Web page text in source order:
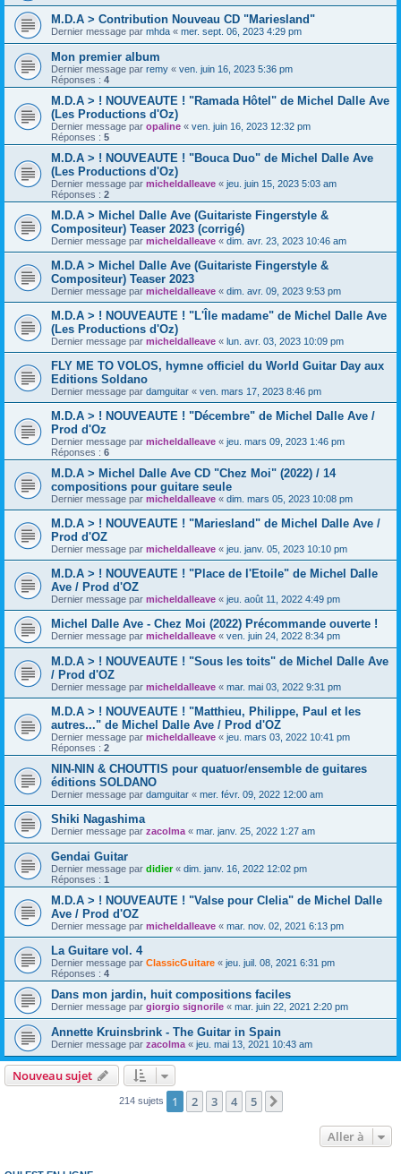
M.D.A > Contribution Nouveau CD "Mariesland"
Dernier message par mhda « mer. sept. 06, 2023 4:29 pm
Mon premier album
Dernier message par remy « ven. juin 16, 2023 5:36 pm
Réponses : 4
M.D.A > ! NOUVEAUTE ! "Ramada Hôtel" de Michel Dalle Ave
(Les Productions d'Oz)
Dernier message par opaline « ven. juin 16, 2023 12:32 pm
Réponses : 5
M.D.A > ! NOUVEAUTE ! "Bouca Duo" de Michel Dalle Ave
(Les Productions d'Oz)
Dernier message par micheldalleave « jeu. juin 15, 2023 5:03 am
Réponses : 2
M.D.A > Michel Dalle Ave (Guitariste Fingerstyle &
Compositeur) Teaser 2023 (corrigé)
Dernier message par micheldalleave « dim. avr. 23, 2023 10:46 am
M.D.A > Michel Dalle Ave (Guitariste Fingerstyle &
Compositeur) Teaser 2023
Dernier message par micheldalleave « dim. avr. 09, 2023 9:53 pm
M.D.A > ! NOUVEAUTE ! "L'Île madame" de Michel Dalle Ave
(Les Productions d'Oz)
Dernier message par micheldalleave « lun. avr. 03, 2023 10:09 pm
FLY ME TO VOLOS, hymne officiel du World Guitar Day aux
Editions Soldano
Dernier message par damguitar « ven. mars 17, 2023 8:46 pm
M.D.A > ! NOUVEAUTE ! "Décembre" de Michel Dalle Ave /
Prod d'Oz
Dernier message par micheldalleave « jeu. mars 09, 2023 1:46 pm
Réponses : 6
M.D.A > Michel Dalle Ave CD "Chez Moi" (2022) / 14
compositions pour guitare seule
Dernier message par micheldalleave « dim. mars 05, 2023 10:08 pm
M.D.A > ! NOUVEAUTE ! "Mariesland" de Michel Dalle Ave /
Prod d'OZ
Dernier message par micheldalleave « jeu. janv. 05, 2023 10:10 pm
M.D.A > ! NOUVEAUTE ! "Place de l'Etoile" de Michel Dalle
Ave / Prod d'OZ
Dernier message par micheldalleave « jeu. août 11, 2022 4:49 pm
Michel Dalle Ave - Chez Moi (2022) Précommande ouverte !
Dernier message par micheldalleave « ven. juin 24, 2022 8:34 pm
M.D.A > ! NOUVEAUTE ! "Sous les toits" de Michel Dalle Ave
/ Prod d'OZ
Dernier message par micheldalleave « mar. mai 03, 2022 9:31 pm
M.D.A > ! NOUVEAUTE ! "Matthieu, Philippe, Paul et les
autres..." de Michel Dalle Ave / Prod d'OZ
Dernier message par micheldalleave « jeu. mars 03, 2022 10:41 pm
Réponses : 2
NIN-NIN & CHOUTTIS pour quatuor/ensemble de guitares
éditions SOLDANO
Dernier message par damguitar « mer. févr. 09, 2022 12:00 am
Shiki Nagashima
Dernier message par zacolma « mar. janv. 25, 2022 1:27 am
Gendai Guitar
Dernier message par didier« dim. janv. 16, 2022 12:02 pm
Réponses : 1
M.D.A > ! NOUVEAUTE ! "Valse pour Clelia" de Michel Dalle
Ave / Prod d'OZ
Dernier message par micheldalleave « mar. nov. 02, 2021 6:13 pm
La Guitare vol. 4
Dernier message par ClassicGuitare « jeu. juil. 08, 2021 6:31 pm
Réponses : 4
Dans mon jardin, huit compositions faciles
Dernier message par giorgio signorile « mar. juin 22, 2021 2:20 pm
Annette Kruinsbrink - The Guitar in Spain
Dernier message par zacolma « jeu. mai 13, 2021 10:43 am
Nouveau sujet
214 sujets 1 2 3 4 5
Aller à